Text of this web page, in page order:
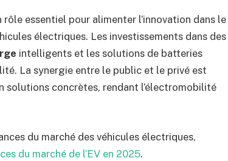
essentiel pour alimenter l’innovation dans le
électriques. Les investissements dans des
intelligents et les solutions de batteries
La synergie entre le public et le privé est
solutions concrètes, rendant l’électromobilité
du marché des véhicules électriques,
du marché de l’EV en 2025.